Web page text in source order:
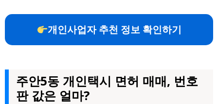
개인사업자 추천 정보 확인하기
주안5동 개인택시 면허 매매, 번호
판 값은 얼마?